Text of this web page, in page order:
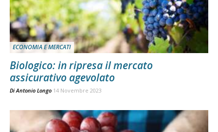
ECONOMIA E MERCATI
Biologico: in ripresa il mercato
assicurativo agevolato
DiAntonio Longo 14 Novembre 2023